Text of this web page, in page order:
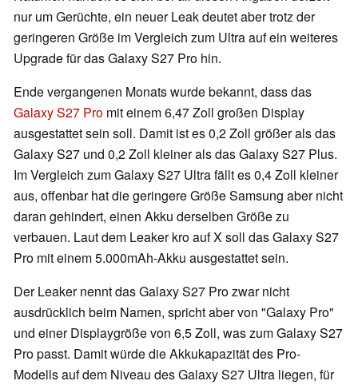
nur um Gerüchte, ein neuer Leak deutet aber trotz der
geringeren Größe im Vergleich zum Ultra auf ein weiteres
Upgrade für das Galaxy S27 Pro hin.
Ende vergangenen Monats wurde bekannt, dass das
Galaxy S27 Pro mit einem 6,47 Zoll großen Display
ausgestattet sein soll. Damit ist es 0,2 Zoll größer als das
Galaxy S27 und 0,2 Zoll kleiner als das Galaxy S27 Plus.
Im Vergleich zum Galaxy S27 Ultra fällt es 0,4 Zoll kleiner
aus, offenbar hat die geringere Größe Samsung aber nicht
daran gehindert, einen Akku derselben Größe zu
verbauen. Laut dem Leaker kro auf X soll das Galaxy S27
Pro mit einem 5.000mAh-Akku ausgestattet sein.
Der Leaker nennt das Galaxy S27 Pro zwar nicht
ausdrücklich beim Namen, spricht aber von "Galaxy Pro"
und einer Displaygröße von 6,5 Zoll, was zum Galaxy S27
Pro passt. Damit würde die Akkukapazität des Pro-
Modells auf dem Niveau des Galaxy S27 Ultra liegen, für